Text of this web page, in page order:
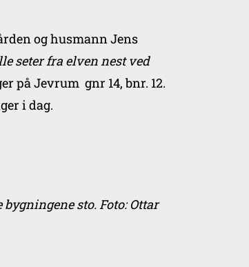
og husmann Jens
seter fra elven nest ved
på Jevrum gnr 14, bnr. 12.
i dag.
sto. Foto: Ottar